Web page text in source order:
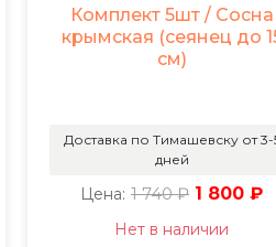
Комплект 5шт / Сосна
крымская (сеянец до
см)
Доставка по Тимашевску от 3-
дней
Цена: 1 740 ₽ 1 800 ₽
Нет в наличии